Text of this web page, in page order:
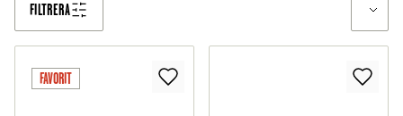
FILTRERA
FAVORIT